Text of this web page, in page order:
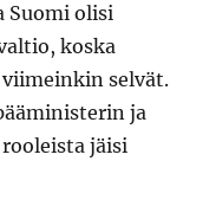
Suomi olisi
koska
selvät.
ja
jäisi